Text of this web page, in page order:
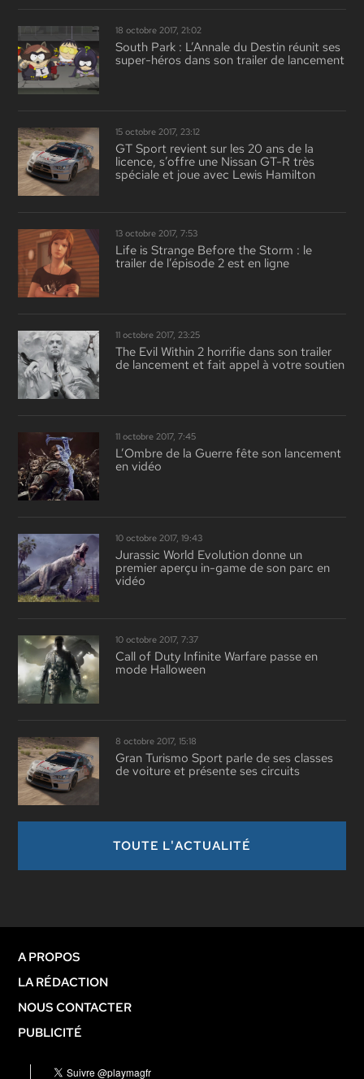
18 octobre 2017, 21:02
South Park : L’Annale du Destin réunit ses
super-héros dans son trailer de lancement
15 octobre 2017, 23:12
GT Sport revient sur les 20 ans de la
licence, s’offre une Nissan GT-R très
spéciale et joue avec Lewis Hamilton
13 octobre 2017, 7:53
Life is Strange Before the Storm : le
trailer de l’épisode 2 est en ligne
11 octobre 2017, 23:25
The Evil Within 2 horrifie dans son trailer
de lancement et fait appel à votre soutien
11 octobre 2017, 7:45
L’Ombre de la Guerre fête son lancement
en vidéo
10 octobre 2017, 19:43
Jurassic World Evolution donne un
premier aperçu in-game de son parc en
vidéo
10 octobre 2017, 7:37
Call of Duty Infinite Warfare passe en
mode Halloween
8 octobre 2017, 15:18
Gran Turismo Sport parle de ses classes
de voiture et présente ses circuits
TOUTE L'ACTUALITÉ
A PROPOS
LA RÉDACTION
NOUS CONTACTER
PUBLICITÉ